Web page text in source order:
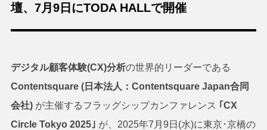
壇、7月9日にTODA HALLで開催
デジタル顧客体験(CX)分析の世界的リーダーである
Contentsquare (日本法人：Contentsquare Japan合同
会社) が主催するフラッグシップカンファレンス ｢CX
Circle Tokyo 2025｣ が、2025年7月9日(水)に東京･京橋の